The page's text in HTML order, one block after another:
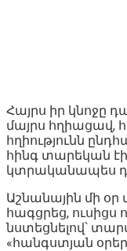
Հայրս իր կնոջը
մայրս հղիացավ,
հղիությունն
հինգ տարեկան
կտրականապես
Աշնանային մի օր
հագցրեց, ուսիցս
նստեցնելով՝
«հանգստյան